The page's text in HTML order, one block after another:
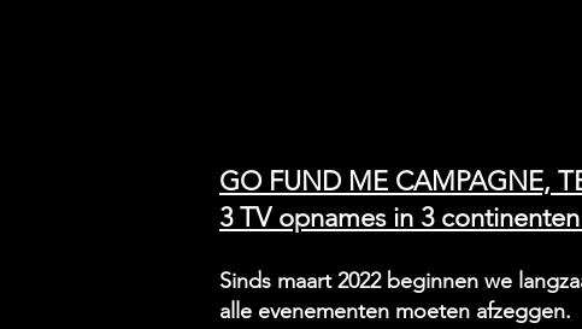
GO FUND ME CAMPAGNE,
3 TV opnames in 3
Sinds maart 2022 beginnen we
alle evenementen moeten afzeggen.